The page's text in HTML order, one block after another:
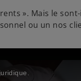
». Mais le
ou un nos